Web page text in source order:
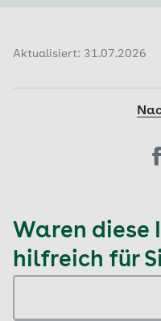
davon abhängig
nehmen. Bei Fragen
wenden. Auch die
ist auch die
Aktualisiert: 31.07.2026
Waren diese
hilfreich für